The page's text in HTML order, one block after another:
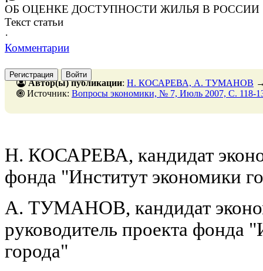
ОБ ОЦЕНКЕ ДОСТУПНОСТИ ЖИЛЬЯ В РОССИИ
Текст статьи
·
Комментарии
Регистрация Войти
Автор(ы) публикации: Н. КОСАРЕВА, А. ТУМАНОВ
Источник: Вопросы экономики, № 7, Июль 2007, C. 118-
Н. КОСАРЕВА, кандидат
фонда "Институт экономики
А. ТУМАНОВ, кандидат
руководитель проекта фонда
города"